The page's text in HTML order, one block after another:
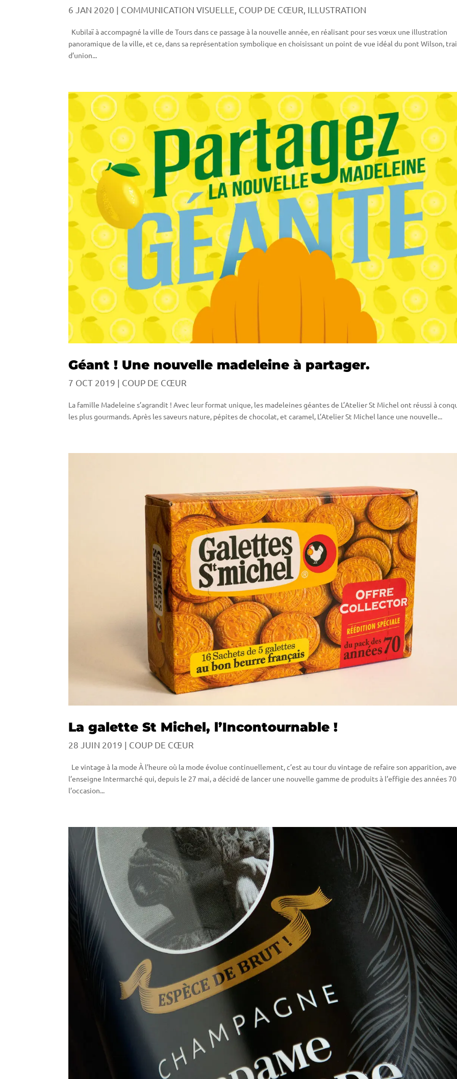
6 JAN 2020 | COMMUNICATION VISUELLE COUP DE CŒUR ILLUSTRATION
Kubilaï à accompagné la ville de Tours dans ce passage à la nouvelle année, en réalisant pour ses vœux une illustration
panoramique de la ville, et ce, dans sa représentation symbolique en choisissant un point de vue idéal du pont Wilson,
d’union...
Géant ! Une nouvelle madeleine à partager.
7 OCT 2019 | COUP DE CŒUR
La famille Madeleine s’agrandit ! Avec leur format unique, les madeleines géantes de L’Atelier St Michel ont réussi à
les plus gourmands. Après les saveurs nature, pépites de chocolat, et caramel, L’Atelier St Michel lance une nouvelle...
La galette St Michel, l’Incontournable !
28 JUIN 2019 | COUP DE CŒUR
Le vintage à la mode À l’heure où la mode évolue continuellement, c’est au tour du vintage de refaire son apparition,
l’enseigne Intermarché qui, depuis le 27 mai, a décidé de lancer une nouvelle gamme de produits à l’effigie des années
l’occasion...